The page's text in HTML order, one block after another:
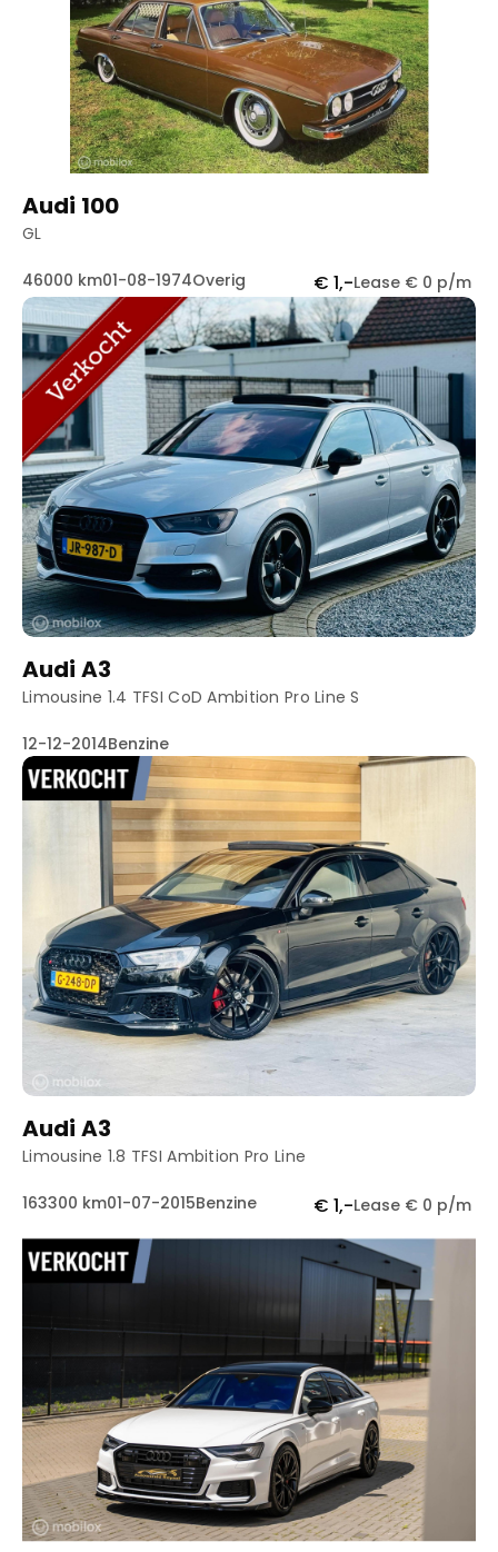
Contact
info@autowereldroyaal.nl
06 42 61 00 54
Openingstijden
Adres
Truyenhoekweg 4
6004 PV Weert
Handgeschakeld 89 Automaat 82
Audi 100
GL
46000 km01-08-1974Overig € 1,-Lease € 0 p/m
Audi A3
Limousine 1.4 TFSI CoD Ambition Pro Line S
12-12-2014Benzine
Audi A3
Limousine 1.8 TFSI Ambition Pro Line
163300 km01-07-2015Benzine € 1,-Lease € 0 p/m